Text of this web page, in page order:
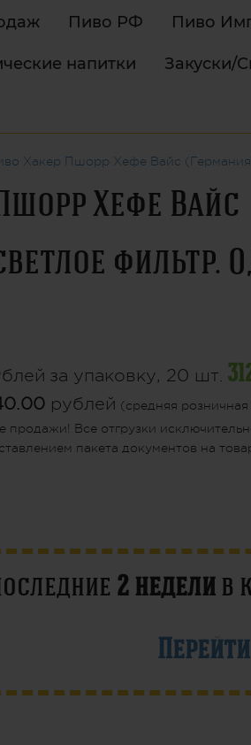
Пиво РФ Пиво
напитки Закуски/
Хакер Пшорр Хефе Вайс
Хефе Вайс
фильтр.
за упаковку, 20 шт.
рублей (средняя
продажи! Все отгрузки
пакета документов на
2 неделив